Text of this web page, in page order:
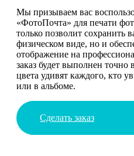
Мы призываем вас
«ФотоПочта» для печати
только позволит сохранить
физическом виде, но и
отображение на
заказ будет выполнен
цвета удивят каждого, кто
или в альбоме.
Сделать заказ